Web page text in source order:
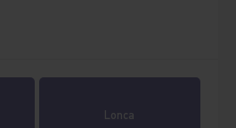
Lonca